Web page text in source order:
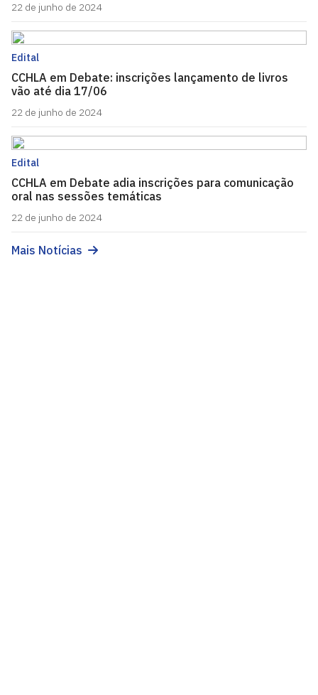
22 de junho de 2024
Edital
CCHLA em Debate: inscrições lançamento de livros
vão até dia 17/06
22 de junho de 2024
Edital
CCHLA em Debate adia inscrições para comunicação
oral nas sessões temáticas
22 de junho de 2024
Mais Notícias